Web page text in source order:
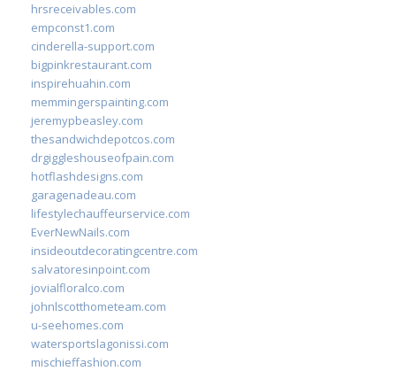
hrsreceivables.com
empconst1.com
cinderella-support.com
bigpinkrestaurant.com
inspirehuahin.com
memmingerspainting.com
jeremypbeasley.com
thesandwichdepotcos.com
drgiggleshouseofpain.com
hotflashdesigns.com
garagenadeau.com
lifestylechauffeurservice.com
EverNewNails.com
insideoutdecoratingcentre.com
salvatoresinpoint.com
jovialfloralco.com
johnlscotthometeam.com
u-seehomes.com
watersportslagonissi.com
mischieffashion.com